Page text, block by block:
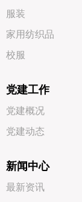
服装
家用纺织品
校服
党建工作
党建概况
党建动态
新闻中心
最新资讯